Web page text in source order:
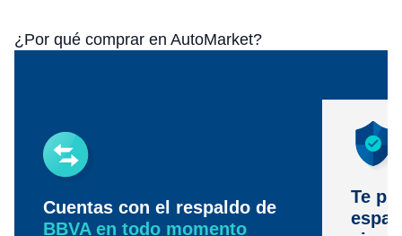
¿Por qué comprar en AutoMarket?
Cuentas con el respaldo de
BBVA en todo momento
Te